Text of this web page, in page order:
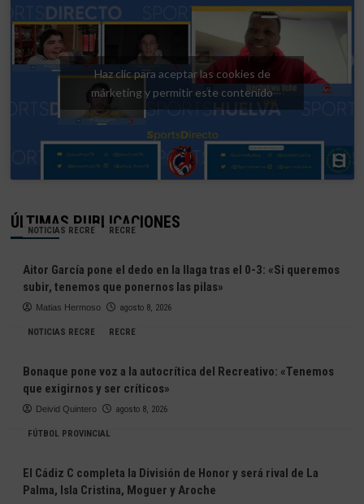
Haz clic para aceptar las cookies de
márketing y permitir este contenido
ÚLTIMAS PUBLICACIONES
NOTICIAS RECRE RECRE
Aitor García pone el dedo en la llaga tras el 0-3: «Si queremos
subir, tenemos que ponernos las pilas»
Matias Hermoso agosto 8, 2026
NOTICIAS RECRE RECRE
Bonaque pone voz a la autocrítica del Recreativo: «Tenemos
que exigirnos y ser críticos»
Deivid Quintero agosto 8, 2026
FÚTBOL PROVINCIAL
El Cádiz C completa la División de Honor y será rival de La
Palma, Isla Cristina, Moguer y Aroche